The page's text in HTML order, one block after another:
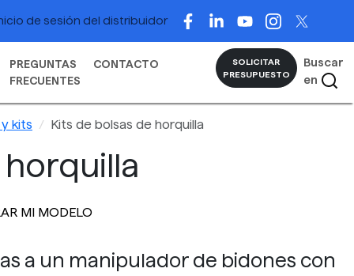
de sesión del distribuidor
PREGUNTAS
FRECUENTES
CONTACTO
SOLICITAR
PRESUPUESTO
Buscar
en
kits Kits de bolsas de horquilla
horquilla
MI MODELO
a un manipulador de bidones con